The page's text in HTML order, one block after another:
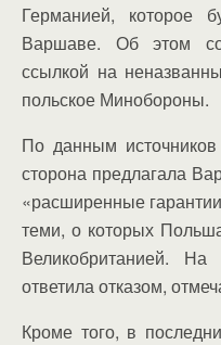
Германией, которое
Варшаве. Об этом
ссылкой на
польское Минобороны.
По данным
сторона предлагала
«расширенные
теми, о которых
Великобританией.
ответила отказом,
Кроме того, в